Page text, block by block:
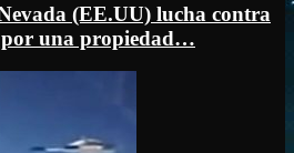
(EE.UU) lucha contra
por una propiedad…